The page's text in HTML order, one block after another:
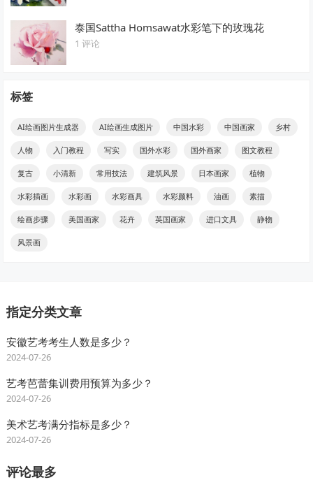
泰国Sattha Homsawat水彩笔下的玫瑰花
1 评论
标签
AI绘画图片生成器 AI绘画生成图片 中国水彩 中国画家 乡村
人物 入门教程 写实 国外水彩 国外画家 图文教程
复古 小清新 常用技法 建筑风景 日本画家 植物
水彩插画 水彩画 水彩画具 水彩颜料 油画 素描
绘画步骤 美国画家 花卉 英国画家 进口文具 静物
风景画
指定分类文章
安徽艺考考生人数是多少？
2024-07-26
艺考芭蕾集训费用预算为多少？
2024-07-26
美术艺考满分指标是多少？
2024-07-26
评论最多